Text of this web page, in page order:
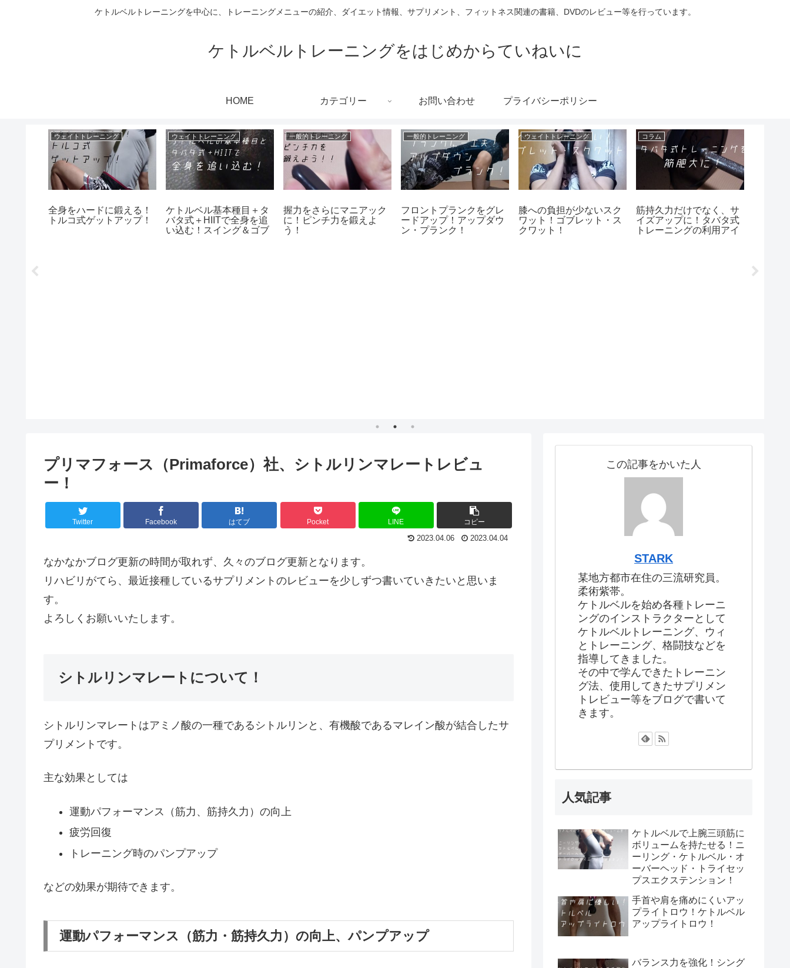
ケトルベルトレーニングを中心に、トレーニングメニューの紹介、ダイエット情報、サプリメント、フィットネス関連の書籍、DVDのレビュー等を行っています。
ケトルベルトレーニングをはじめからていねいに
HOME カテゴリー お問い合わせ プライバシーポリシー
ウェイトトレーニング
全身をハードに鍛える！
トルコ式ゲットアップ！
ウェイトトレーニング
ケトルベル基本種目＋タ
バタ式＋HIITで全身を追
い込む！スイング＆ゴブ
一般的トレーニング
握力をさらにマニアック
に！ピンチ力を鍛えよ
う！
一般的トレーニング
フロントプランクをグレ
ードアップ！アップダウ
ン・プランク！
ウェイトトレーニング
膝への負担が少ないスク
ワット！ゴブレット・ス
クワット！
コラム
筋持久力だけでなく、サ
イズアップに！タバタ式
トレーニングの利用アイ
プリマフォース（Primaforce）社、シトルリンマレートレビュ
ー！
Twitter Facebook はてブ Pocket LINE コピー
2023.04.06 2023.04.04
なかなかブログ更新の時間が取れず、久々のブログ更新となります。
リハビリがてら、最近接種しているサプリメントのレビューを少しずつ書いていきたいと思いま
す。
よろしくお願いいたします。
シトルリンマレートについて！
シトルリンマレートはアミノ酸の一種であるシトルリンと、有機酸であるマレイン酸が結合したサ
プリメントです。
主な効果としては
運動パフォーマンス（筋力、筋持久力）の向上
疲労回復
トレーニング時のパンプアップ
などの効果が期待できます。
運動パフォーマンス（筋力・筋持久力）の向上、パンプアップ
この記事をかいた人
STARK
某地方都市在住の三流研究員。
柔術紫帯。
ケトルベルを始め各種トレーニ
ングのインストラクターとして
ケトルベルトレーニング、ウィ
とトレーニング、格闘技などを
指導してきました。
その中で学んできたトレーニン
グ法、使用してきたサプリメン
トレビュー等をブログで書いて
きます。
人気記事
ケトルベルで上腕三頭筋に
ボリュームを持たせる！ニ
ーリング・ケトルベル・オ
ーバーヘッド・トライセッ
プスエクステンション！
手首や肩を痛めにくいアッ
プライトロウ！ケトルベル
アップライトロウ！
バランス力を強化！シング